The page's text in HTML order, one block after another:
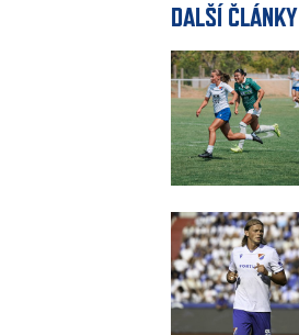
DALŠÍ ČLÁNKY